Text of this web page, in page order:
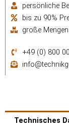
persönliche
bis zu 90%
große
+49 (0) 800
Technisches